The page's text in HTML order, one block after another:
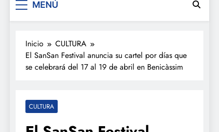
MENÚ
Inicio
CULTURA
El SanSan Festival anuncia su cartel por días que
se celebrará del 17 al 19 de abril en Benicàssim
CULTURA